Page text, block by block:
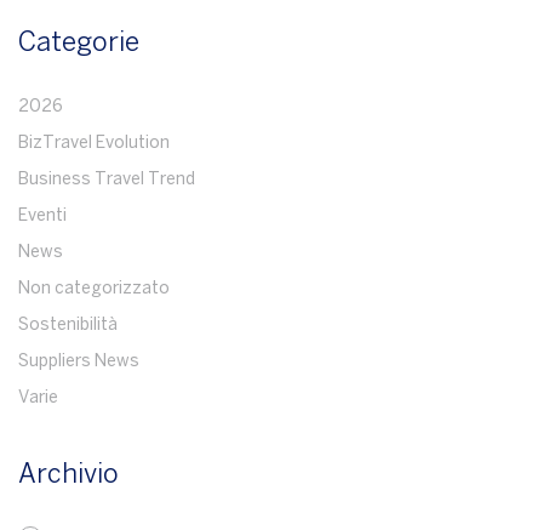
Categorie
2026
BizTravel Evolution
Business Travel Trend
Eventi
News
Non categorizzato
Sostenibilità
Suppliers News
Varie
Archivio